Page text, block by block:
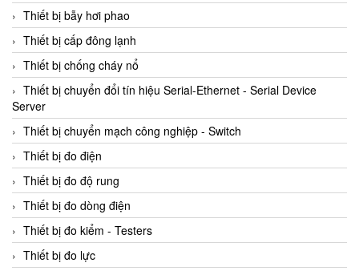
Thiết bị bẫy hơi phao
Thiết bị cấp đông lạnh
Thiết bị chống cháy nổ
Thiết bị chuyển đổi tín hiệu Serial-Ethernet - Serial Device
Server
Thiết bị chuyển mạch công nghiệp - Switch
Thiết bị đo điện
Thiết bị đo độ rung
Thiết bị đo dòng điện
Thiết bị đo kiểm - Testers
Thiết bị đo lực